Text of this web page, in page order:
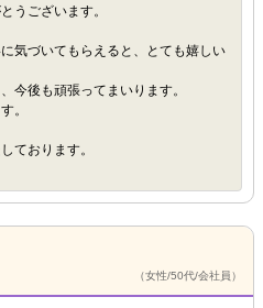
うございます。
気づいてもらえると、とても嬉しい
今後も頑張ってまいります。
。
ております。
（女性/50代/会社員）